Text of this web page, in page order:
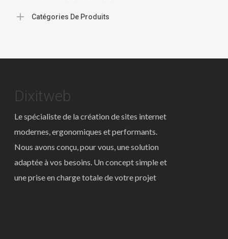
Catégories De Produits
Dixitweb
Le spécialiste de la création de sites internet
modernes, ergonomiques et performants.
Nous avons conçu, pour vous, une solution
adaptée à vos besoins. Un concept simple et
une prise en charge totale de votre projet